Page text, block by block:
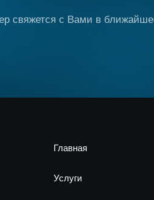
свяжется с Вами в
Главная
Услуги